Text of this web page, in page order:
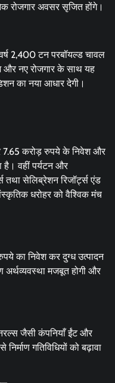
रोजगार अवसर सृजित होंगे।
2,400 टन परबॉयल्ड चावल
और नए रोजगार के साथ यह
का नया आधार देगी।
करोड़ रुपये के निवेश और
है। वहीं पर्यटन और
तथा सेलिब्रेशन रिजॉर्ट्स एंड
धरोहर को वैश्विक मंच
का निवेश कर दुग्ध उत्पादन
मजबूत होगी और
जैसी कंपनियाँ ईंट और
गतिविधियों को बढ़ावा